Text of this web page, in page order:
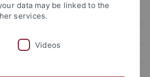
des Ibi (TT36)
data may be linked to the
services.
Videos